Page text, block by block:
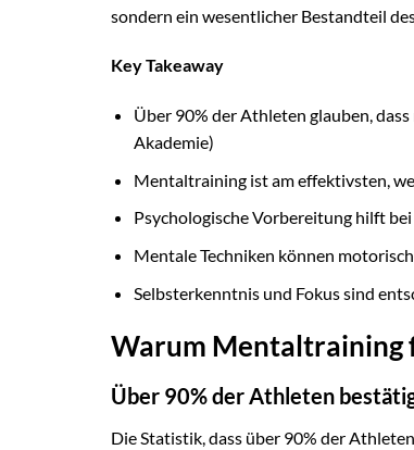
sondern ein wesentlicher Bestandteil
Key Takeaway
Über 90% der Athleten glauben,
Akademie)
Mentaltraining ist am effektivsten,
Psychologische Vorbereitung hilft
Mentale Techniken können
Selbsterkenntnis und Fokus sind
Warum Mentaltraining
Über 90% der Athleten
Die Statistik, dass über 90% der